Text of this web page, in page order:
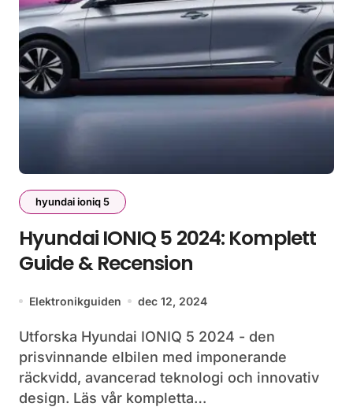
hyundai ioniq 5
Hyundai IONIQ 5 2024: Komplett
Guide & Recension
Elektronikguiden dec 12, 2024
Utforska Hyundai IONIQ 5 2024 - den
prisvinnande elbilen med imponerande
räckvidd, avancerad teknologi och innovativ
design. Läs vår kompletta…